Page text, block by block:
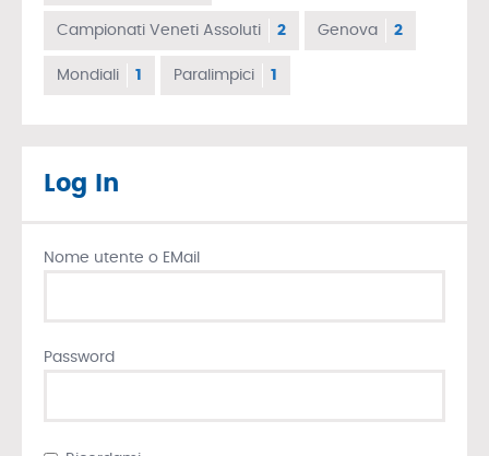
Campionati Veneti Assoluti 2 Genova 2
Mondiali 1 Paralimpici 1
Log In
Nome utente o EMail
Password